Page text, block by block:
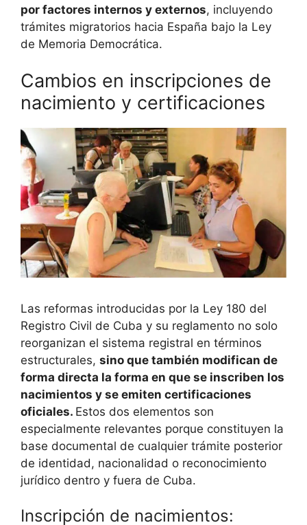
por factores internos y externos, incluyendo
trámites migratorios hacia España bajo la Ley
de Memoria Democrática.
Cambios en inscripciones de
nacimiento y certificaciones
Las reformas introducidas por la Ley 180 del
Registro Civil de Cuba y su reglamento no solo
reorganizan el sistema registral en términos
estructurales, sino que también modifican de
forma directa la forma en que se inscriben los
nacimientos y se emiten certificaciones
oficiales. Estos dos elementos son
especialmente relevantes porque constituyen la
base documental de cualquier trámite posterior
de identidad, nacionalidad o reconocimiento
jurídico dentro y fuera de Cuba.
Inscripción de nacimientos: